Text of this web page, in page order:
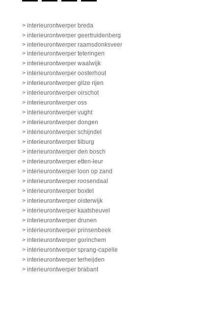
> interieurontwerper breda
> interieurontwerper geertruidenberg
> interieurontwerper raamsdonksveer
> interieurontwerper teteringen
> interieurontwerper waalwijk
> interieurontwerper oosterhout
> interieurontwerper gilze rijen
> interieurontwerper oirschot
> interieurontwerper oss
> interieurontwerper vught
> interieurontwerper dongen
> interieurontwerper schijndel
> interieurontwerper tilburg
> interieurontwerper den bosch
> interieurontwerper etten-leur
> interieurontwerper loon op zand
> interieurontwerper roosendaal
> interieurontwerper boxtel
> interieurontwerper oisterwijk
> interieurontwerper kaatsheuvel
> interieurontwerper drunen
> interieurontwerper prinsenbeek
> interieurontwerper gorinchem
> interieurontwerper sprang-capelle
> interieurontwerper terheijden
> interieurontwerper brabant